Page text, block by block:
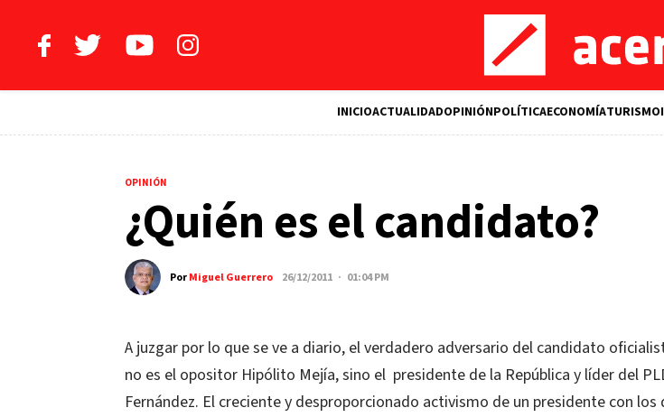
INICIOACTUALIDADOPINIÓNPOLÍTICAECONOMÍATURISMO
OPINIÓN
¿Quién es el candidato?
PorMiguel Guerrero 26/12/2011 · 01:04 PM
A juzgar por lo que se ve a diario, el verdadero adversario del candidato
no es el opositor Hipólito Mejía, sino el presidente de la República y líder del
Fernández. El creciente y desproporcionado activismo de un presidente con los